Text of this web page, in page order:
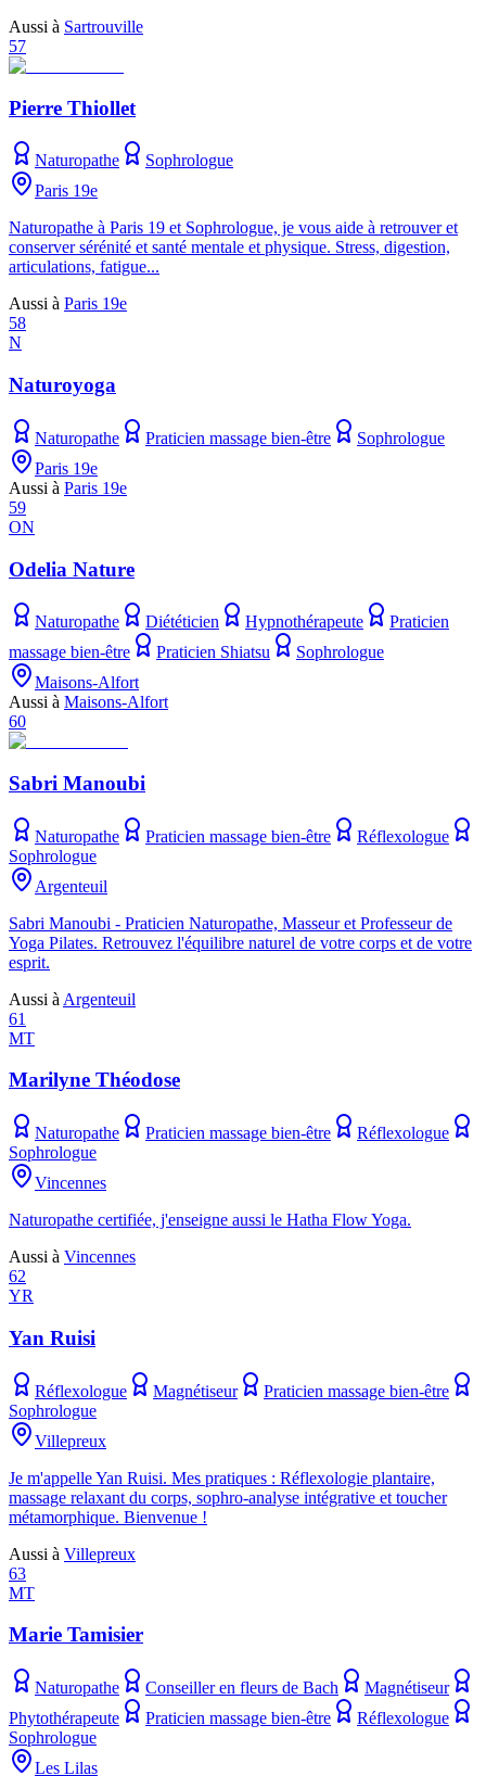
Aussi à Sartrouville
57
Pierre Thiollet
Naturopathe
Sophrologue
Paris 19e
Naturopathe à Paris 19 et Sophrologue, je vous aide à retrouver et
conserver sérénité et santé mentale et physique. Stress, digestion,
articulations, fatigue...
Aussi à Paris 19e
58
N
Naturoyoga
Naturopathe Praticien massage bien-être
Sophrologue
Paris 19e
Aussi à Paris 19e
59
ON
Odelia Nature
Naturopathe Diététicien Hypnothérapeute
Praticien
massage bien-être
Praticien Shiatsu
Sophrologue
Maisons-Alfort
Aussi à Maisons-Alfort
60
Sabri Manoubi
Naturopathe Praticien massage bien-être
Réflexologue
Sophrologue
Argenteuil
Sabri Manoubi - Praticien Naturopathe, Masseur et Professeur de
Yoga Pilates. Retrouvez l'équilibre naturel de votre corps et de votre
esprit.
Aussi à Argenteuil
61
MT
Marilyne Théodose
Naturopathe Praticien massage bien-être
Réflexologue
Sophrologue
Vincennes
Naturopathe certifiée, j'enseigne aussi le Hatha Flow Yoga.
Aussi à Vincennes
62
YR
Yan Ruisi
Réflexologue Magnétiseur
Praticien massage bien-être
Sophrologue
Villepreux
Je m'appelle Yan Ruisi. Mes pratiques : Réflexologie plantaire,
massage relaxant du corps, sophro-analyse intégrative et toucher
métamorphique. Bienvenue !
Aussi à Villepreux
63
MT
Marie Tamisier
Naturopathe Conseiller en fleurs de Bach
Magnétiseur
Phytothérapeute
Praticien massage bien-être
Réflexologue
Sophrologue
Les Lilas